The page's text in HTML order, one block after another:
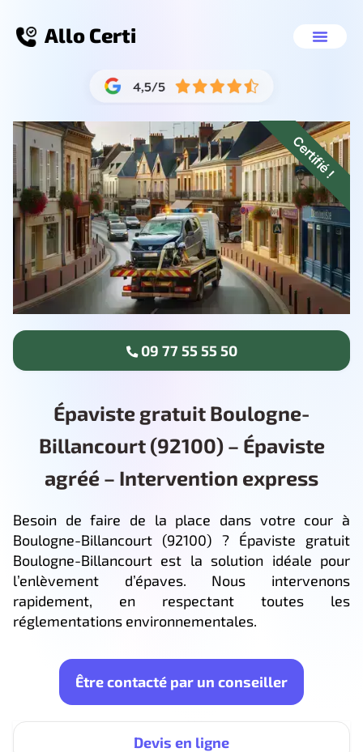
Allo Certi
Épaviste gratuit Boulogne-
Billancourt (92100) – Épaviste
agréé – Intervention express
Besoin de faire de la place dans votre cour à
Boulogne-Billancourt (92100) ? Épaviste gratuit
Boulogne-Billancourt est la solution idéale pour
l’enlèvement d’épaves. Nous intervenons
rapidement, en respectant toutes les
réglementations environnementales.
Être contacté par un conseiller
Devis en ligne
Certifié !
09 77 55 55 50